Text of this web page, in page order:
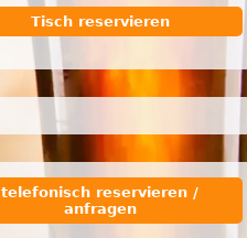
Tisch reservieren
telefonisch reservieren /
anfragen